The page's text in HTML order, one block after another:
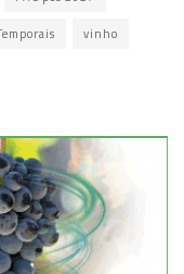
vinho